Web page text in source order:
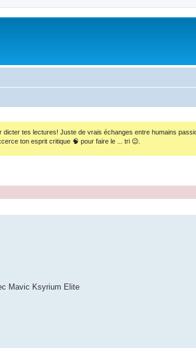
dicter tes lectures! Juste de vrais échanges entre humains
ton esprit critique 🧠 pour faire le ... tri 😉.
Mavic Ksyrium Elite